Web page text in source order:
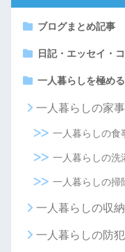
ブログまとめ記事
日記・エッセイ・
一人暮らしを極める
一人暮らしの家事
一人暮らしの食
一人暮らしの洗
一人暮らしの掃
一人暮らしの収
一人暮らしの防